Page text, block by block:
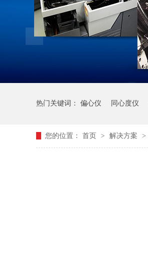
热门关键词： 偏心仪 同心度仪
您的位置： 首页 > 解决方案 >